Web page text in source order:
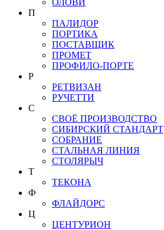
П
ПАЛИДОР
ПОРТИКА
ПОСТАВЩИК
ПРОМЕТ
ПРОФИЛО-ПОРТЕ
Р
РЕТВИЗАН
РУЧЕТТИ
С
СВОЁ ПРОИЗВОДСТВО
СИБИРСКИЙ СТАНДАРТ
СОБРАНИЕ
СТАЛЬНАЯ ЛИНИЯ
СТОЛЯРЫЧ
Т
ТЕКОНА
Ф
ФЛАЙДОРС
Ц
ЦЕНТУРИОН